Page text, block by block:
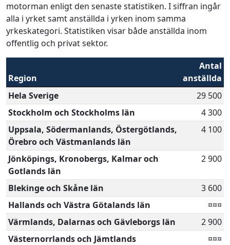
motorman enligt den senaste statistiken. I siffran ingår
alla i yrket samt anställda i yrken inom samma
yrkeskategori. Statistiken visar både anställda inom
offentlig och privat sektor.
Region
Antal
anställda
Hela Sverige
29 500
Stockholm och Stockholms län
4 300
Uppsala, Södermanlands, Östergötlands,
Örebro och Västmanlands län
4 100
Jönköpings, Kronobergs, Kalmar och
Gotlands län
2 900
Blekinge och Skåne län
3 600
Hallands och Västra Götalands län
¤¤¤
Värmlands, Dalarnas och Gävleborgs län
2 900
Västernorrlands och Jämtlands
¤¤¤